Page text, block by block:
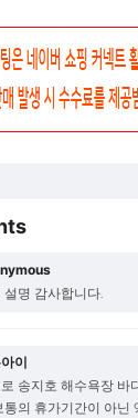
설명 감사합니다.
이
송지호 해수욕장 바
통의 휴가기간이 아닌